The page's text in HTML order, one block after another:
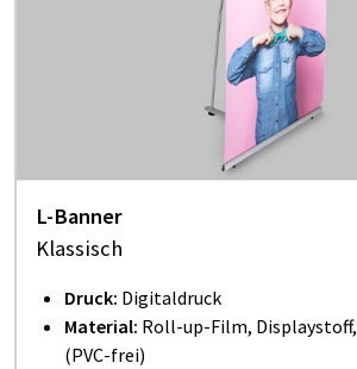
L-Banner
Klassisch
Druck: Digitaldruck
Material: Roll-up-Film, Displaystoff,
(PVC-frei)